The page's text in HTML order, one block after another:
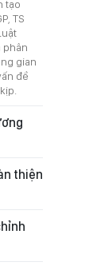
tạo
TS
phân
gian
đề
thiện